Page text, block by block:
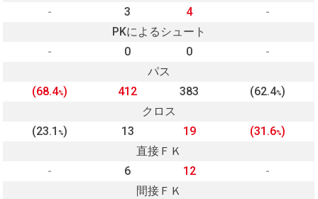
-
3 4
-
PKによるシュート
-
0 0
-
パス
(68.4%) 412 383 (62.4%)
クロス
(23.1%) 13 19 (31.6%)
直接ＦＫ
-
6 12
-
間接ＦＫ